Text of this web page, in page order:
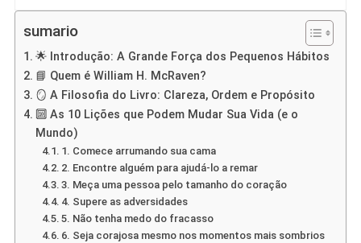
sumario
🌟 Introdução: A Grande Força dos Pequenos Hábitos
📘 Quem é William H. McRaven?
🪞 A Filosofia do Livro: Clareza, Ordem e Propósito
🔟 As 10 Lições que Podem Mudar Sua Vida (e o
Mundo)
1. Comece arrumando sua cama
2. Encontre alguém para ajudá-lo a remar
3. Meça uma pessoa pelo tamanho do coração
4. Supere as adversidades
5. Não tenha medo do fracasso
6. Seja corajosa mesmo nos momentos mais sombrios